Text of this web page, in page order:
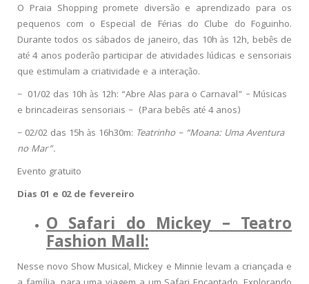
O Praia Shopping promete diversão e aprendizado para os
pequenos com o Especial de Férias do Clube do Foguinho.
Durante todos os sábados de janeiro, das 10h às 12h, bebês de
até 4 anos poderão participar de atividades lúdicas e sensoriais
que estimulam a criatividade e a interação.
– 01/02 das 10h às 12h: “Abre Alas para o Carnaval” – Músicas
e brincadeiras sensoriais – (Para bebês até 4 anos)
– 02/02 das 15h às 16h30m: Teatrinho – “Moana: Uma Aventura
no Mar”.
Evento gratuito
Dias 01 e 02 de fevereiro
O Safari do Mickey – Teatro
Fashion Mall:
Nesse novo Show Musical, Mickey e Minnie levam a criançada e